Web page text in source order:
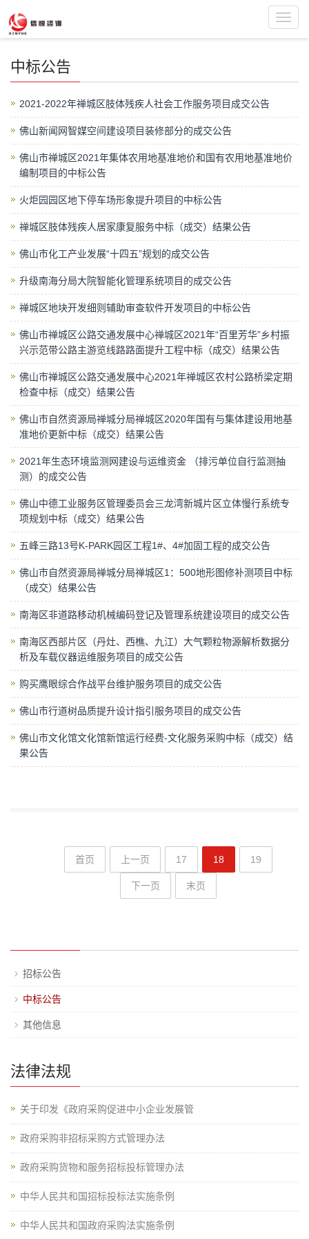
中标公告
2021-2022年禅城区肢体残疾人社会工作服务项目成交公告
佛山新闻网智媒空间建设项目装修部分的成交公告
佛山市禅城区2021年集体农用地基准地价和国有农用地基准地价
编制项目的中标公告
火炬园园区地下停车场形象提升项目的中标公告
禅城区肢体残疾人居家康复服务中标（成交）结果公告
佛山市化工产业发展“十四五”规划的成交公告
升级南海分局大院智能化管理系统项目的成交公告
禅城区地块开发细则辅助审查软件开发项目的中标公告
佛山市禅城区公路交通发展中心禅城区2021年“百里芳华”乡村振
兴示范带公路主游览线路路面提升工程中标（成交）结果公告
佛山市禅城区公路交通发展中心2021年禅城区农村公路桥梁定期
检查中标（成交）结果公告
佛山市自然资源局禅城分局禅城区2020年国有与集体建设用地基
准地价更新中标（成交）结果公告
2021年生态环境监测网建设与运维资金 （排污单位自行监测抽
测）的成交公告
佛山中德工业服务区管理委员会三龙湾新城片区立体慢行系统专
项规划中标（成交）结果公告
五峰三路13号K-PARK园区工程1#、4#加固工程的成交公告
佛山市自然资源局禅城分局禅城区1：500地形图修补测项目中标
（成交）结果公告
南海区非道路移动机械编码登记及管理系统建设项目的成交公告
南海区西部片区（丹灶、西樵、九江）大气颗粒物源解析数据分
析及车载仪器运维服务项目的成交公告
购买鹰眼综合作战平台维护服务项目的成交公告
佛山市行道树品质提升设计指引服务项目的成交公告
佛山市文化馆文化馆新馆运行经费-文化服务采购中标（成交）结
果公告
首页 上一页 17 18 19
下一页 末页
招标公告
中标公告
其他信息
法律法规
关于印发《政府采购促进中小企业发展管
政府采购非招标采购方式管理办法
政府采购货物和服务招标投标管理办法
中华人民共和国招标投标法实施条例
中华人民共和国政府采购法实施条例